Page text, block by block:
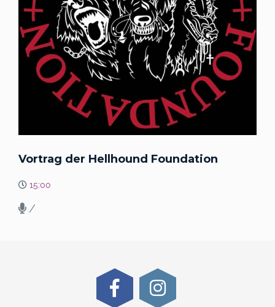
Vortrag der Hellhound Foundation
15:00
/